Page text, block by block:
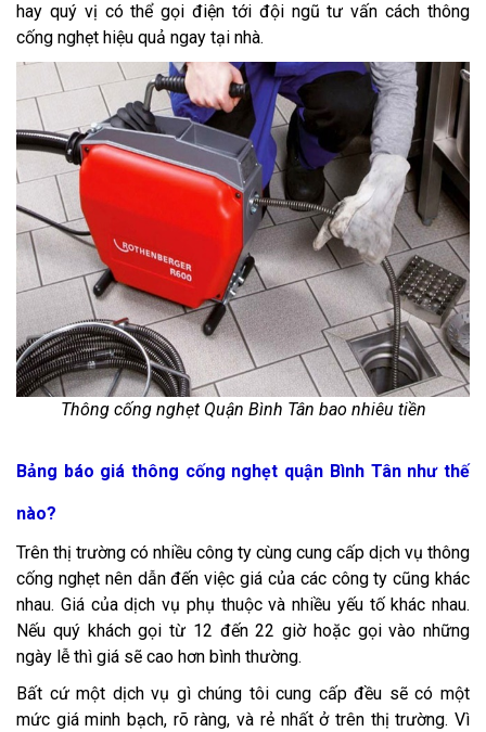
hay quý vị có thể gọi điện tới đội ngũ tư vấn cách thông
cống nghẹt hiệu quả ngay tại nhà.
Thông cống nghẹt Quận Bình Tân bao nhiêu tiền
Bảng báo giá thông cống nghẹt quận Bình Tân như thế
nào?
Trên thị trường có nhiều công ty cùng cung cấp dịch vụ thông
cống nghẹt nên dẫn đến việc giá của các công ty cũng khác
nhau. Giá của dịch vụ phụ thuộc và nhiều yếu tố khác nhau.
Nếu quý khách gọi từ 12 đến 22 giờ hoặc gọi vào những
ngày lễ thì giá sẽ cao hơn bình thường.
Bất cứ một dịch vụ gì chúng tôi cung cấp đều sẽ có một
mức giá minh bạch, rõ ràng, và rẻ nhất ở trên thị trường. Vì